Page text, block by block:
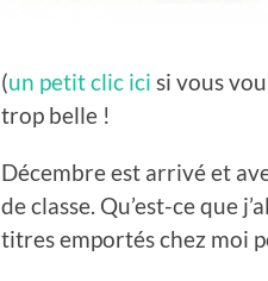
(un petit clic ici si vous
trop belle !
Décembre est arrivé et
de classe. Qu’est-ce que
titres emportés chez moi